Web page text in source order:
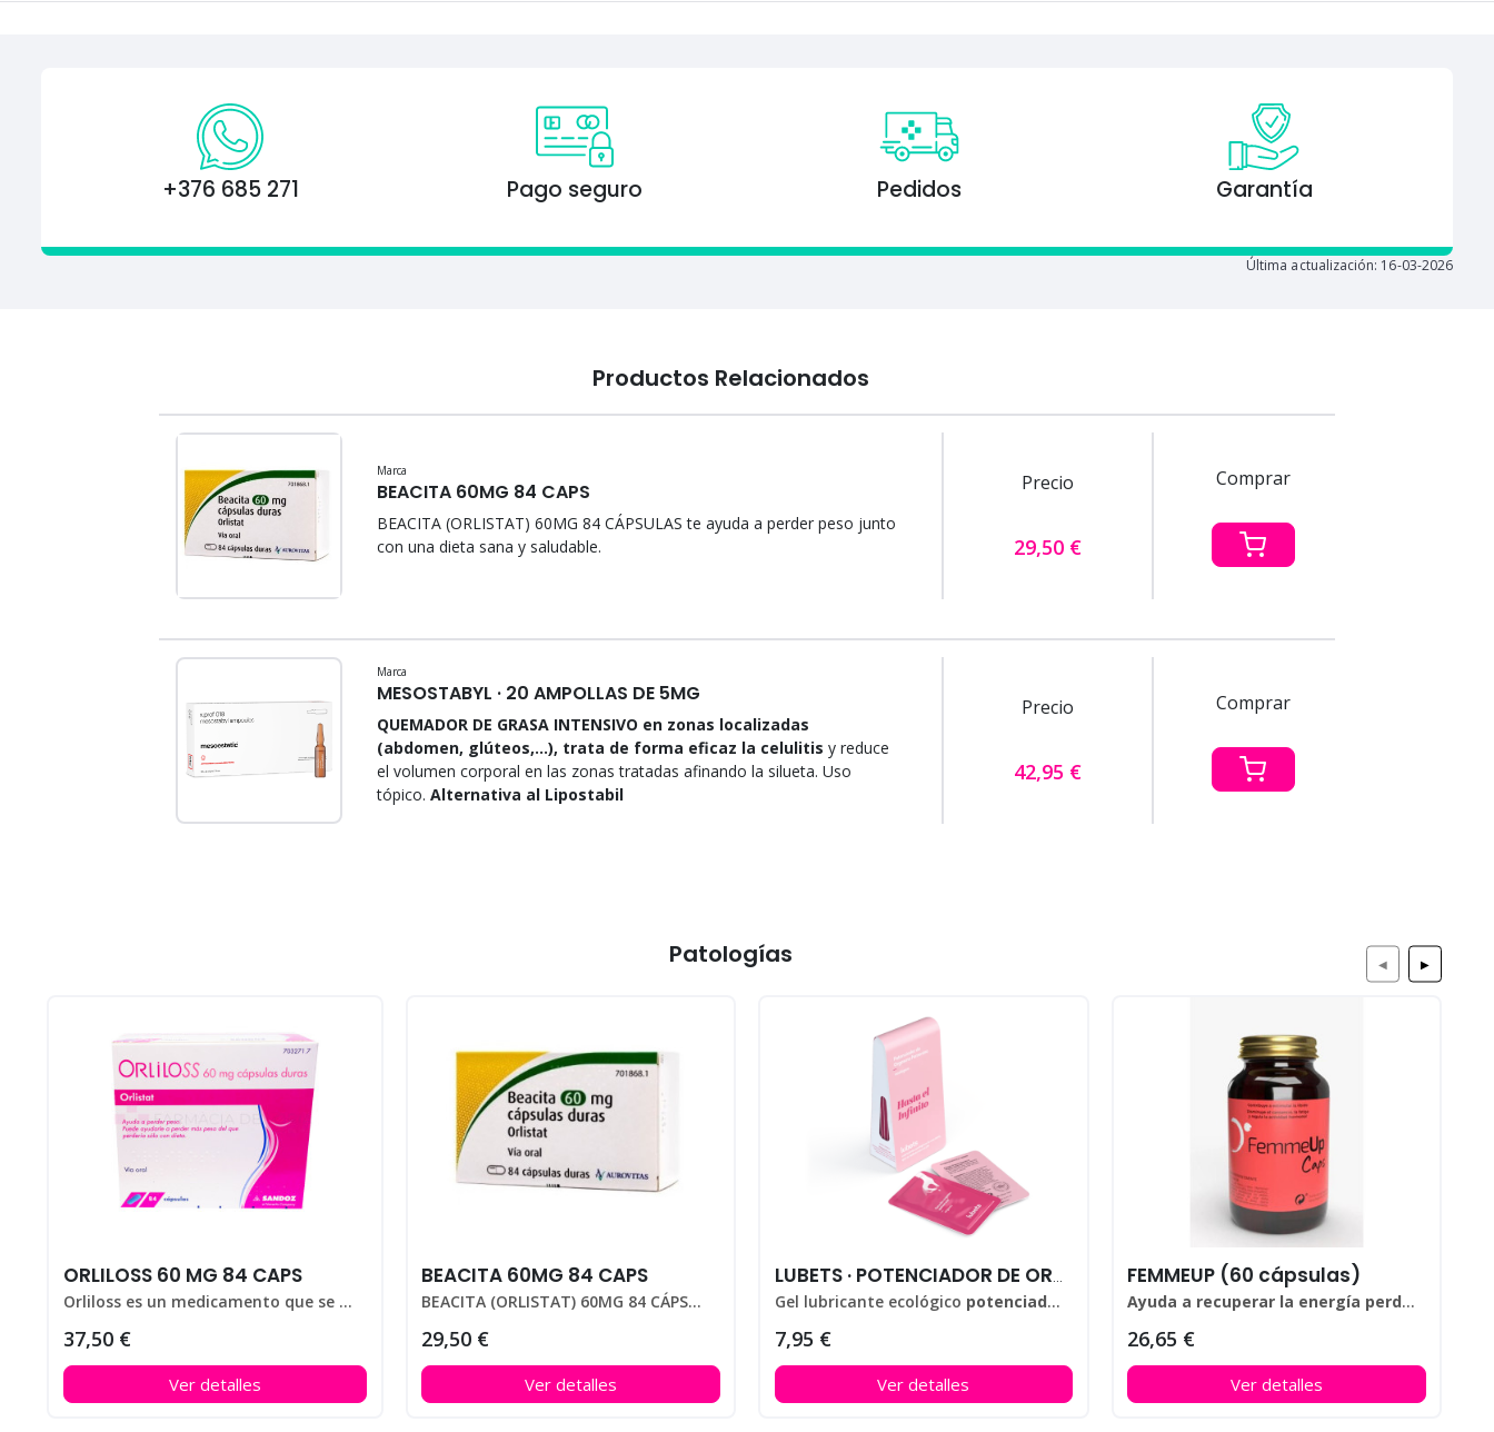
+376 685 271 Pago seguro Pedidos Garantía
Última actualización: 16-03-2026
Productos Relacionados
Marca
BEACITA 60MG 84 CAPS
BEACITA (ORLISTAT) 60MG 84 CÁPSULAS te ayuda a perder peso junto
con una dieta sana y saludable.
Precio
29,50 €
Comprar
Marca
MESOSTABYL · 20 AMPOLLAS DE 5MG
QUEMADOR DE GRASA INTENSIVO en zonas localizadas
(abdomen, glúteos,...), trata de forma eficaz la celulitisy reduce
el volumen corporal en las zonas tratadas afinando la silueta. Uso
tópico.Alternativa al Lipostabil
Precio
42,95 €
Comprar
Patologías
ORLILOSS 60 MG 84 CAPS
Orliloss es un medicamento que se utiliza para ayudar a perder peso en personas que padecen obesidad.
37,50 €
Ver detalles
BEACITA 60MG 84 CAPS
BEACITA (ORLISTAT) 60MG 84 CÁPSULAS
29,50 €
Ver detalles
Gel lubricante ecológico potenciador del orgasmo femenino.
7,95 €
Ver detalles
FEMMEUP (60 cápsulas)
Ayuda a recuperar la energía perdida por el estrés diario
26,65 €
Ver detalles
◀ ▶